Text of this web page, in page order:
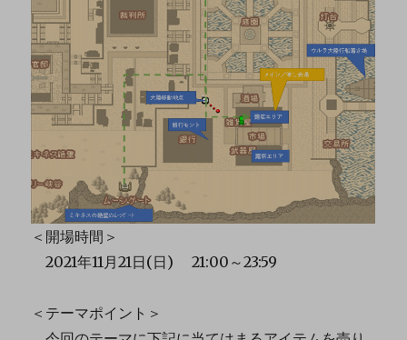
＜開場時間＞
2021年11月21日(日) 21:00～23:59
＜テーマポイント＞